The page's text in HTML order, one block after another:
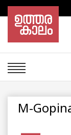
M-